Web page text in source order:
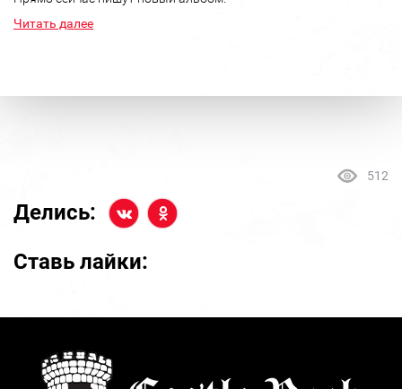
Читать далее
512
Делись:
Ставь лайки: